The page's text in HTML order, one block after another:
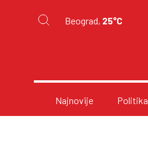
Beograd, 25°C
Najnovije Politika